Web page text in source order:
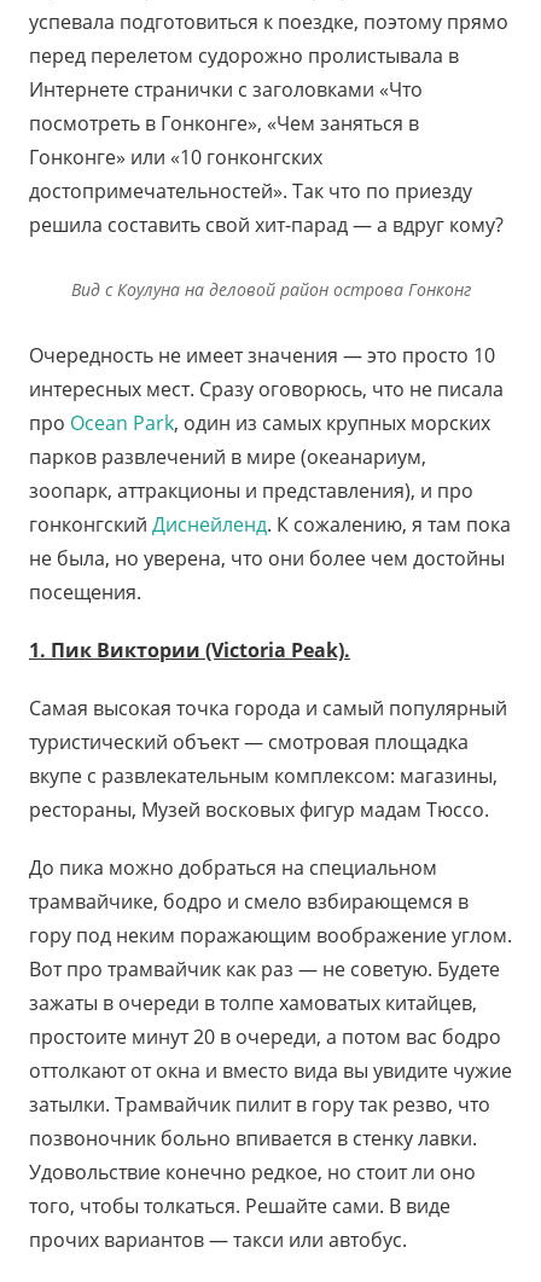
успевала подготовиться к поездке, поэтому прямо
перед перелетом судорожно пролистывала в
Интернете странички с заголовками «Что
посмотреть в Гонконге», «Чем заняться в
Гонконге» или «10 гонконгских
достопримечательностей». Так что по приезду
решила составить свой хит-парад — а вдруг кому?
Вид с Коулуна на деловой район острова Гонконг
Очередность не имеет значения — это просто 10
интересных мест. Сразу оговорюсь, что не писала
про Ocean Park, один из самых крупных морских
парков развлечений в мире (океанариум,
зоопарк, аттракционы и представления), и про
гонконгский Диснейленд. К сожалению, я там пока
не была, но уверена, что они более чем достойны
посещения.
1. Пик Виктории (Victoria Peak).
Самая высокая точка города и самый популярный
туристический объект — смотровая площадка
вкупе с развлекательным комплексом: магазины,
рестораны, Музей восковых фигур мадам Тюссо.
До пика можно добраться на специальном
трамвайчике, бодро и смело взбирающемся в
гору под неким поражающим воображение углом.
Вот про трамвайчик как раз — не советую. Будете
зажаты в очереди в толпе хамоватых китайцев,
простоите минут 20 в очереди, а потом вас бодро
оттолкают от окна и вместо вида вы увидите чужие
затылки. Трамвайчик пилит в гору так резво, что
позвоночник больно впивается в стенку лавки.
Удовольствие конечно редкое, но стоит ли оно
того, чтобы толкаться. Решайте сами. В виде
прочих вариантов — такси или автобус.